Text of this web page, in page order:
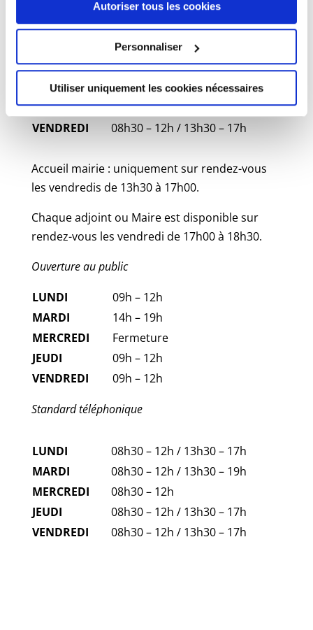
Autoriser tous les cookies
Personnaliser
Utiliser uniquement les cookies nécessaires
Standard téléphonique
08h30 – 12h / 13h30 – 17h
MARDI
08h30 – 12h / 13h30 – 19h
MERCREDI
08h30 – 12h
JEUDI
08h30 – 12h / 13h30 – 17h
VENDREDI
08h30 – 12h / 13h30 – 17h
Accueil mairie : uniquement sur rendez-vous
les vendredis de 13h30 à 17h00.
Chaque adjoint ou Maire est disponible sur
rendez-vous les vendredi de 17h00 à 18h30.
Ouverture au public
LUNDI
09h – 12h
MARDI
14h – 19h
MERCREDI
Fermeture
JEUDI
09h – 12h
VENDREDI
09h – 12h
Standard téléphonique
LUNDI
08h30 – 12h / 13h30 – 17h
MARDI
08h30 – 12h / 13h30 – 19h
MERCREDI
08h30 – 12h
JEUDI
08h30 – 12h / 13h30 – 17h
VENDREDI
08h30 – 12h / 13h30 – 17h